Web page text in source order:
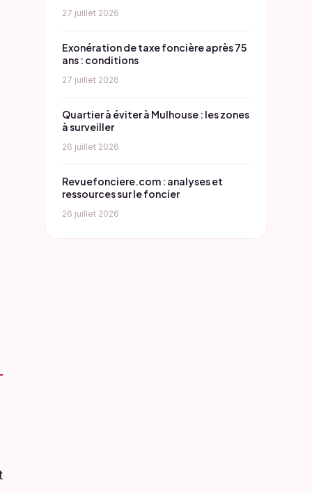
27 juillet 2026
Exonération de taxe foncière après 75
ans : conditions
27 juillet 2026
Quartier à éviter à Mulhouse : les zones
à surveiller
26 juillet 2026
Revuefonciere.com : analyses et
ressources sur le foncier
26 juillet 2026